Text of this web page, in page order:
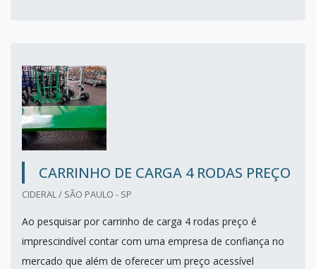
CARRINHO DE CARGA 4 RODAS PREÇO
CIDERAL / SÃO PAULO - SP
Ao pesquisar por carrinho de carga 4 rodas preço é
imprescindível contar com uma empresa de confiança no
mercado que além de oferecer um preço acessível